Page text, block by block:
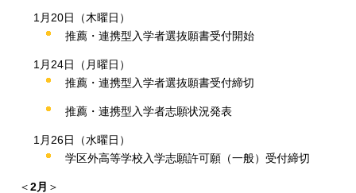
1月20日（木曜日）
推薦・連携型入学者選抜願書受付開始
1月24日（月曜日）
推薦・連携型入学者選抜願書受付締切
推薦・連携型入学者志願状況発表
1月26日（水曜日）
学区外高等学校入学志願許可願（一般）受付締切
＜2月 ＞